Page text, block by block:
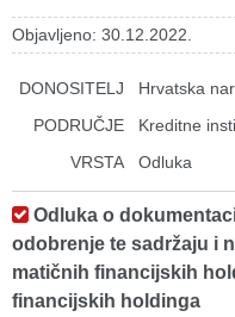
Objavljeno: 30.12.2022.
DONOSITELJ
Hrvatska
PODRUČJE
Kreditne
VRSTA
Odluka
Odluka o
odobrenje te sadržaju i
matičnih financijskih
financijskih holdinga